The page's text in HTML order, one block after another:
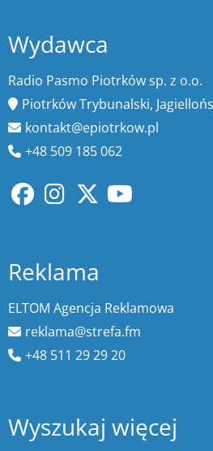
Wydawca
Radio Pasmo Piotrków sp. z o.o.
Piotrków Trybunalski,
kontakt@epiotrkow.pl
+48 509 185 062
Reklama
ELTOM Agencja Reklamowa
reklama@strefa.fm
+48 511 29 29 20
Wyszukaj więcej